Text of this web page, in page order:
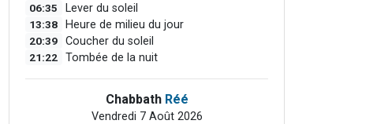
06:35 Lever du soleil
13:38 Heure de milieu du jour
20:39 Coucher du soleil
21:22 Tombée de la nuit
Chabbath Réé
Vendredi 7 Août 2026